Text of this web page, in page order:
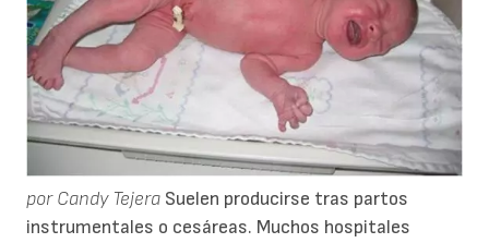
por Candy Tejera Suelen producirse tras partos
instrumentales o cesáreas. Muchos hospitales